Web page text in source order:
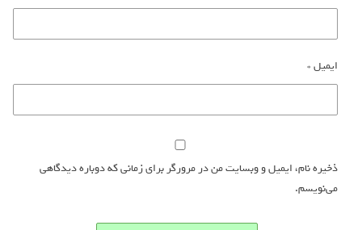
ایمیل*
ذخیره نام، ایمیل و وبسایت من در مرورگر برای زمانی که دوباره دیدگاهی
می‌نویسم.